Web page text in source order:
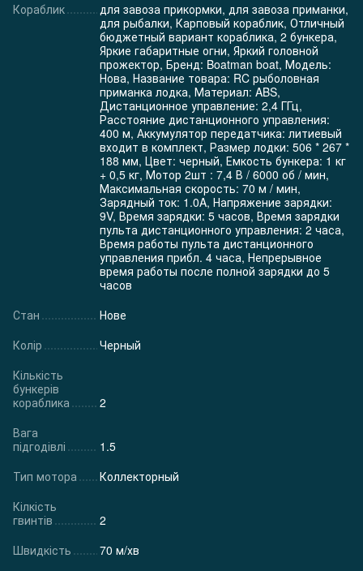
Кораблик
для завоза прикормки, для завоза приманки,
для рыбалки, Карповый кораблик, Отличный
бюджетный вариант кораблика, 2 бункера,
Яркие габаритные огни, Яркий головной
прожектор, Бренд: Boatman boat, Модель:
Нова, Название товара: RC рыболовная
приманка лодка, Материал: ABS,
Дистанционное управление: 2,4 ГГц,
Расстояние дистанционного управления:
400 м, Аккумулятор передатчика: литиевый
входит в комплект, Размер лодки: 506 * 267 *
188 мм, Цвет: черный, Емкость бункера: 1 кг
+ 0,5 кг, Мотор 2шт : 7,4 В / 6000 об / мин,
Максимальная скорость: 70 м / мин,
Зарядный ток: 1.0A, Напряжение зарядки:
9V, Время зарядки: 5 часов, Время зарядки
пульта дистанционного управления: 2 часа,
Время работы пульта дистанционного
управления прибл. 4 часа, Непрерывное
время работы после полной зарядки до 5
часов
Стан
Нове
Колір
Черный
Кількість
бункерів
кораблика
2
Вага
підгодівлі
1.5
Тип мотора
Коллекторный
Кілкість
гвинтів
2
Швидкість
70 м/хв